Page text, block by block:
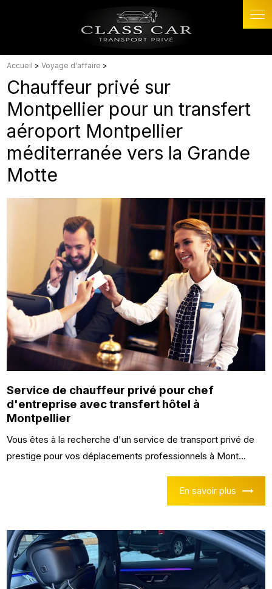
Accueil >Voyage d'affaire >
Chauffeur privé sur
Montpellier pour un transfert
aéroport Montpellier
méditerranée vers la Grande
Motte
Service de chauffeur privé pour chef
d'entreprise avec transfert hôtel à
Montpellier
Vous êtes à la recherche d'un service de transport privé de
prestige pour vos déplacements professionnels à Mont...
En savoir plus